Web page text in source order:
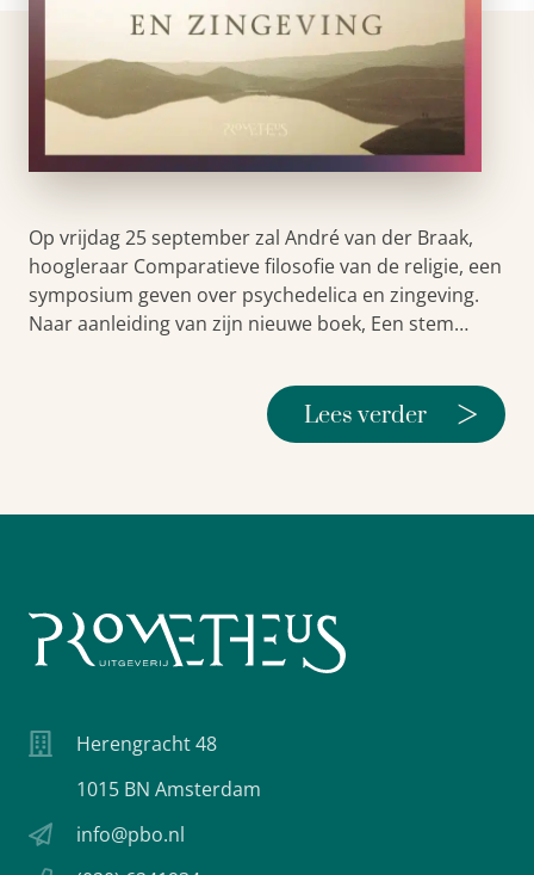
Op vrijdag 25 september zal André van der Braak,
hoogleraar Comparatieve filosofie van de religie, een
symposium geven over psychedelica en zingeving.
Naar aanleiding van zijn nieuwe boek, Een stem…
Lees verder >
Herengracht 48
1015 BN Amsterdam
info@pbo.nl